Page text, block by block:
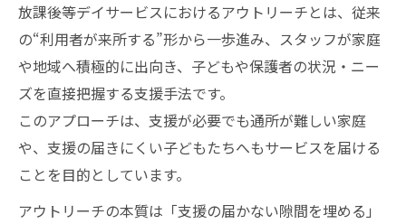
放課後等デイサービス利用者増加の鍵とな
る体制改革
アウトリーチ導入が広げる放課後等デイサ
ービスの輪
効率的な支援体制強化で利用者減少を防ぐ
方法
新規利用者をつなぐアウトリーチの実践ポ
放課後等デイサービスにおけるアウトリーチとは、従来
の“利用者が来所する”形から一歩進み、スタッフが家庭
や地域へ積極的に出向き、子どもや保護者の状況・ニー
ズを直接把握する支援手法です。
このアプローチは、支援が必要でも通所が難しい家庭
や、支援の届きにくい子どもたちへもサービスを届ける
ことを目的としています。
アウトリーチの本質は「支援の届かない隙間を埋める」